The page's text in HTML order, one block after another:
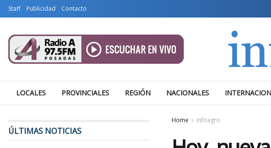
Staff Publicidad Contacto
LOCALES PROVINCIALES REGIÓN NACIONALES
Home Infoagro
ÚLTIMAS NOTICIAS